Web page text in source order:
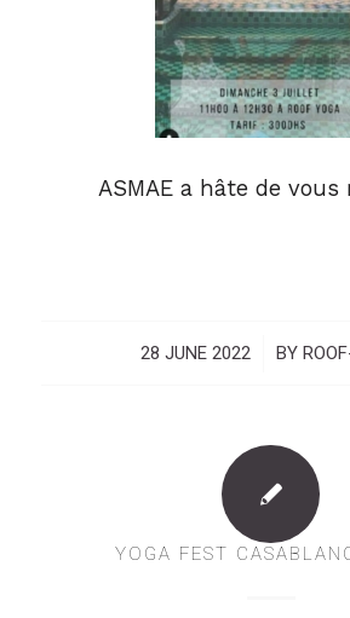
ASMAE a hâte de vous
28 JUNE 2022
/ BY
YOGA FEST